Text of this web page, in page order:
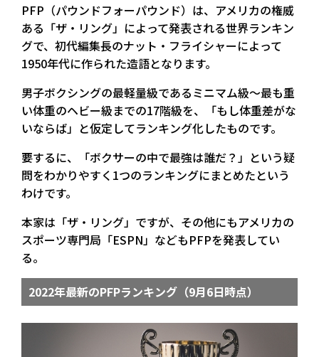
PFP（パウンドフォーパウンド）は、アメリカの権威
ある「ザ・リング」によって発表される世界ランキン
グで、初代編集長のナット・フライシャーによって
1950年代に作られた造語となります。
男子ボクシングの最軽量級であるミニマム級～最も重
い体重のヘビー級までの17階級を、「もし体重差がな
いならば」と仮定してランキング化したものです。
要するに、「ボクサーの中で最強は誰だ？」という疑
問をわかりやすく1つのランキングにまとめたという
わけです。
本家は「ザ・リング」ですが、その他にもアメリカの
スポーツ専門局「ESPN」などもPFPを発表してい
る。
2022年最新のPFPランキング（9月6日時点）